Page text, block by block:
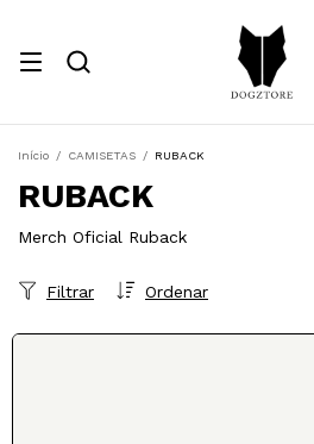
Início / CAMISETAS / RUBACK
RUBACK
Merch Oficial Ruback
Ordenar
Filtrar